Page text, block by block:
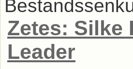
Zetes: Silke
Leader